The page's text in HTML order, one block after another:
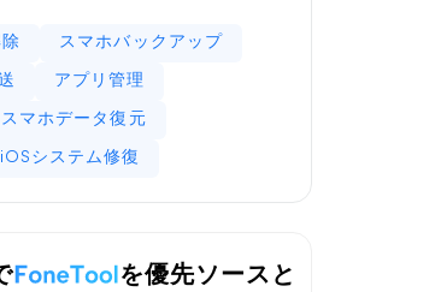
スマホバックアップ
アプリ管理
スマホデータ復元
iOSシステム修復
を優先ソースと